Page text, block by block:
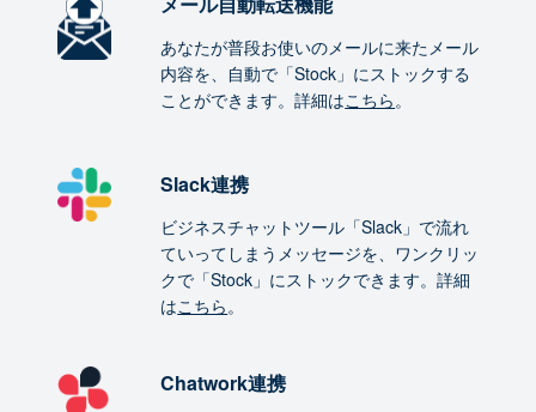
あなたが普段お使いのメールに来たメール
内容を、自動で「Stock」にストックする
ことができます。詳細はこちら。
Slack連携
ビジネスチャットツール「Slack」で流れ
ていってしまうメッセージを、ワンクリッ
クで「Stock」にストックできます。詳細
はこちら。
Chatwork連携